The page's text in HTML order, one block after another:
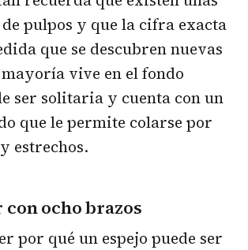
de pulpos y que la cifra exacta
que se descubren nuevas
mayoría vive en el fondo
ser solitaria y cuenta con un
que le permite colarse por
estrechos.
con ocho brazos
por qué un espejo puede ser